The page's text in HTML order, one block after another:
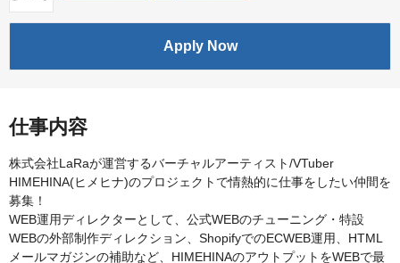
Apply Now
仕事内容
株式会社LaRaが運営するバーチャルアーティスト/VTuber
HIMEHINA(ヒメヒナ)のプロジェクトで情熱的に仕事をしたい仲間を
募集！
WEB運用ディレクターとして、公式WEBのチューニング・特設
WEBの外部制作ディレクション、ShopifyでのECWEB運用、HTML
メールマガジンの補助など、HIMEHINAのアウトプットをWEBで最